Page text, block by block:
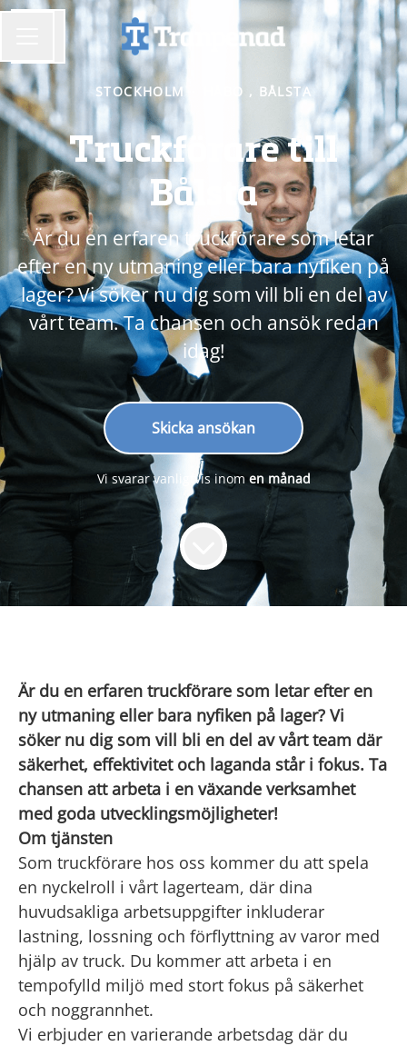
KARRIÄRMENY
Dela sidan
STOCKHOLM HÅBO , BÅLSTA
Truckförare till
Bålsta
Är du en erfaren truckförare som letar
efter en ny utmaning eller bara nyfiken på
lager? Vi söker nu dig som vill bli en del av
vårt team. Ta chansen och ansök redan
idag!
Skicka ansökan
Vi svarar vanligtvis inom en månad
Är du en erfaren truckförare som letar efter en
ny utmaning eller bara nyfiken på lager? Vi
söker nu dig som vill bli en del av vårt team där
säkerhet, effektivitet och laganda står i fokus. Ta
chansen att arbeta i en växande verksamhet
med goda utvecklingsmöjligheter!
Om tjänsten
Som truckförare hos oss kommer du att spela
en nyckelroll i vårt lagerteam, där dina
huvudsakliga arbetsuppgifter inkluderar
lastning, lossning och förflyttning av varor med
hjälp av truck. Du kommer att arbeta i en
tempofylld miljö med stort fokus på säkerhet
och noggrannhet.
Vi erbjuder en varierande arbetsdag där du